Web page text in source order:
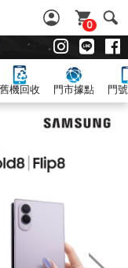
0
舊機回收 門市據點 門